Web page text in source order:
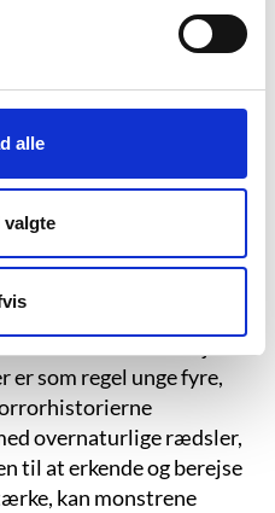
alle
valgte
belæst og
spænder fra
rædselsroman ”The
og Franz Kafka.
der er opvokset i den lille
men har i tidens
som nodetegner.
at han ville skrive.
løber
er som regel unge fyre,
overnaturlige rædsler,
til at erkende og berejse
kan monstrene